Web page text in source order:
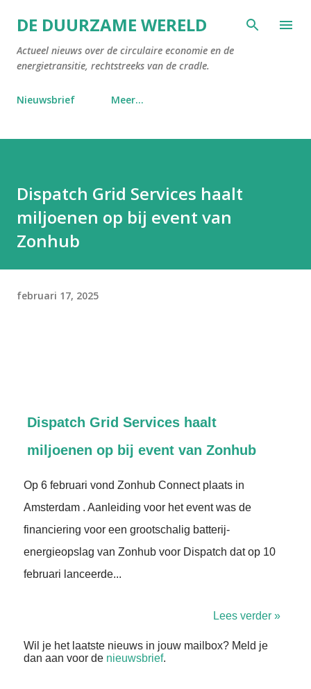
Doorgaan naar hoofdcontent
DE DUURZAME WERELD
Actueel nieuws over de circulaire economie en de
energietransitie, rechtstreeks van de cradle.
Nieuwsbrief Meer…
Dispatch Grid Services haalt
miljoenen op bij event van
Zonhub
februari 17, 2025
Dispatch Grid Services haalt
miljoenen op bij event van Zonhub
Op 6 februari vond Zonhub Connect plaats in
Amsterdam . Aanleiding voor het event was de
financiering voor een grootschalig batterij-
energieopslag van Zonhub voor Dispatch dat op 10
februari lanceerde...
Lees verder »
Wil je het laatste nieuws in jouw mailbox? Meld je
dan aan voor de nieuwsbrief.